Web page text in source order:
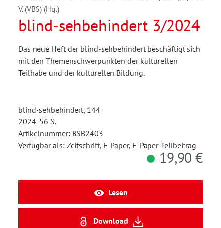
V. (VBS) (Hg.)
blind-sehbehindert 3/2024
Das neue Heft der blind-sehbehindert beschäftigt sich
mit den Themenschwerpunkten der kulturellen
Teilhabe und der kulturellen Bildung.
blind-sehbehindert, 144
2024, 56 S.
Artikelnummer: BSB2403
Verfügbar als: Zeitschrift, E-Paper, E-Paper-Teilbeitrag
19,90 €
Lesen
Download